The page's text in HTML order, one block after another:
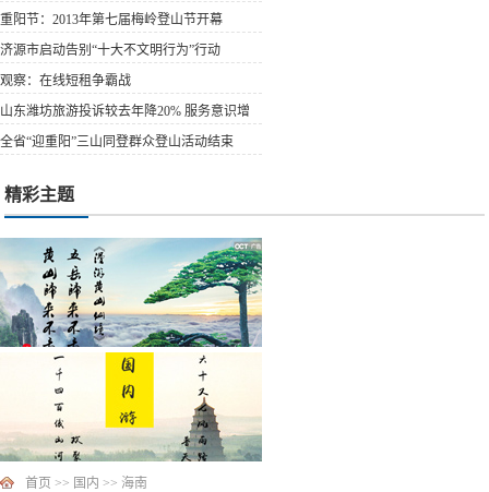
宣传活动
重阳节：2013年第七届梅岭登山节开幕
济源市启动告别“十大不文明行为”行动
观察：在线短租争霸战
山东潍坊旅游投诉较去年降20% 服务意识增
强
全省“迎重阳”三山同登群众登山活动结束
精彩主题
首页 >> 国内 >> 海南